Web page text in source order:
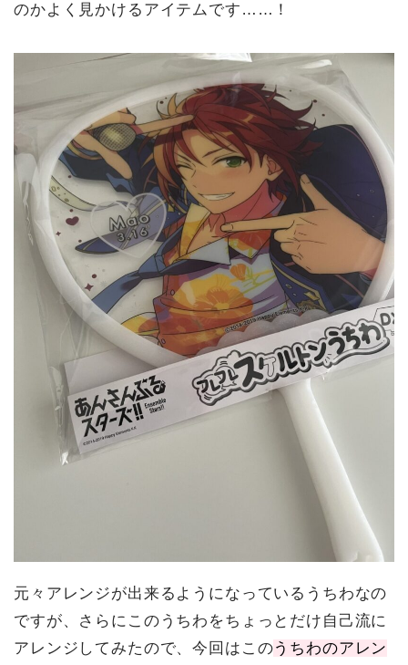
のかよく見かけるアイテムです……！
元々アレンジが出来るようになっているうちわなの
ですが、さらにこのうちわをちょっとだけ自己流に
アレンジしてみたので、今回はこのうちわのアレン